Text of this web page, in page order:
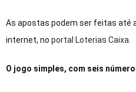
As apostas podem ser feitas até
internet, no portal Loterias Caixa
O jogo simples, com seis